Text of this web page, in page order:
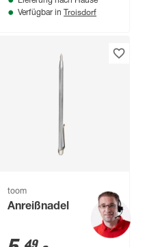
Verfügbar in Troisdorf
toom
Anreißnadel